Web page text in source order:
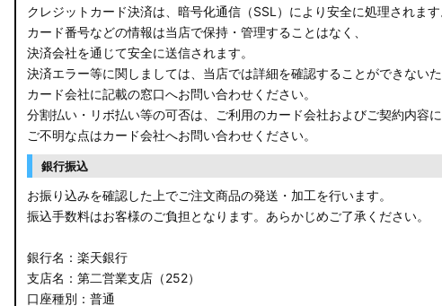
クレジットカード決済は、暗号化通信（SSL）により安全に処理されます
カード番号などの情報は当店で保持・管理することはなく、
決済会社を通じて安全に送信されます。
決済エラー等に関しましては、当店では詳細を確認することができない
カード会社に記載の窓口へお問い合わせください。
分割払い・リボ払い等の可否は、ご利用のカード会社およびご契約内容に
ご不明な点はカード会社へお問い合わせください。
銀行振込
お振り込みを確認した上でご注文商品の発送・加工を行います。
振込手数料はお客様のご負担となります。あらかじめご了承ください。
銀行名：楽天銀行
支店名：第二営業支店（252）
口座種別：普通